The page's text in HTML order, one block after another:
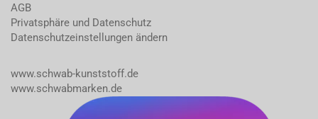
AGB
Privatsphäre und Datenschutz
Datenschutzeinstellungen ändern
www.schwab-kunststoff.de
www.schwabmarken.de